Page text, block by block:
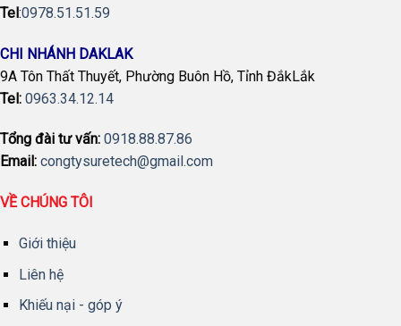
Tel:0978.51.51.59
CHI NHÁNH DAKLAK
9A Tôn Thất Thuyết, Phường Buôn Hồ, Tỉnh ĐắkLắk
Tel: 0963.34.12.14
Tổng đài tư vấn: 0918.88.87.86
Email: congtysuretech@gmail.com
VỀ CHÚNG TÔI
Giới thiệu
Liên hệ
Khiếu nại - góp ý